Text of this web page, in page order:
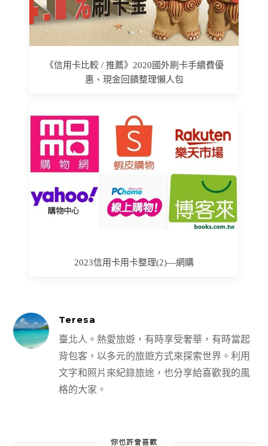
《信用卡比較 / 推薦》2020國外刷卡手續費優
惠、現金回饋整理懶人包
2023信用卡用卡整理(2)—網購
Teresa
臺北人。熱愛旅遊，有時享受奢華，有時當起
背包客，以多元的旅遊方式來探索世界。利用
文字和照片來紀錄旅途，也分享給喜歡我的風
格的大家。
你也許會喜歡